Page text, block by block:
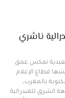
ناشري
تعكس عمق
قطاع الإعلام
بالمغرب،
الشرق للفيدرالية